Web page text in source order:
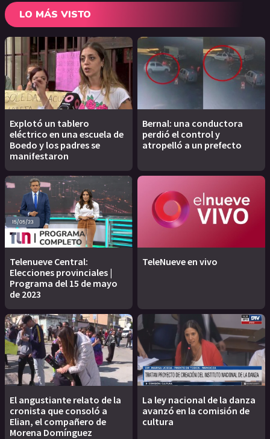
LO MÁS VISTO
Explotó un tablero
eléctrico en una escuela de
Boedo y los padres se
manifestaron
Bernal: una conductora
perdió el control y
atropelló a un prefecto
Telenueve Central:
Elecciones provinciales |
Programa del 15 de mayo
de 2023
TeleNueve en vivo
El angustiante relato de la
cronista que consoló a
Elian, el compañero de
Morena Domínguez
La ley nacional de la danza
avanzó en la comisión de
cultura